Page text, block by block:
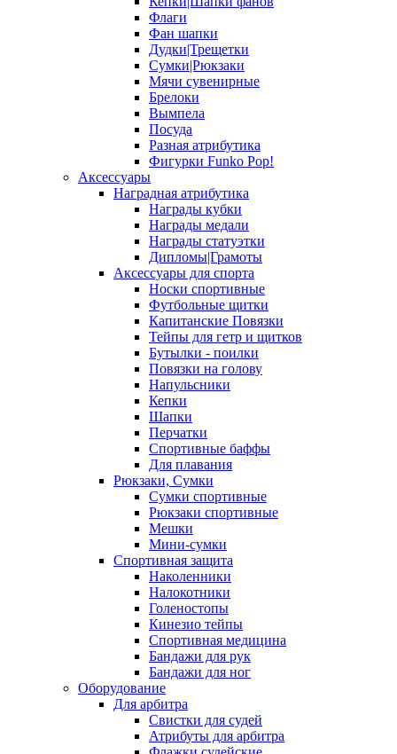
Флаги
Фан шапки
Дудки|Трещетки
Сумки|Рюкзаки
Мячи сувенирные
Брелоки
Вымпела
Посуда
Разная атрибутика
Фигурки Funko Pop!
Аксессуары
Наградная атрибутика
Награды кубки
Награды медали
Награды статуэтки
Дипломы|Грамоты
Аксессуары для спорта
Носки спортивные
Футбольные щитки
Капитанские Повязки
Тейпы для гетр и щитков
Бутылки - поилки
Повязки на голову
Напульсники
Кепки
Шапки
Перчатки
Спортивные баффы
Для плавания
Рюкзаки, Сумки
Сумки спортивные
Рюкзаки спортивные
Мешки
Мини-сумки
Спортивная защита
Наколенники
Налокотники
Голеностопы
Кинезио тейпы
Спортивная медицина
Бандажи для рук
Бандажи для ног
Оборудование
Для арбитра
Свистки для судей
Атрибуты для арбитра